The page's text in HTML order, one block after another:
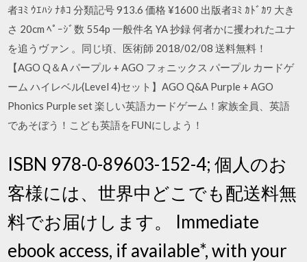
者ﾖﾐ ｳｴﾊｼ ﾅﾎｺ 分類記号 913.6 価格 ¥1600 出版者ﾖﾐ ｶﾄﾞｶﾜ 大き
さ 20cm ﾍﾟｰｼﾞ数 554p 一般件名 YA 抄録 何者かに攫われたユナ
を追うヴァン 。同じ頃、医術師 2018/02/08 送料無料！
【AGO Q＆A パープル + AGO フォニックス パープル カードゲ
ーム ハイレベル(Level 4)セット】AGO Q&A Purple + AGO
Phonics Purple set 楽しい英語カードゲーム！家族全員、英語
であそぼう！こども英語をFUNにしよう！
ISBN 978-0-89603-152-4; 個人のお
客様には、世界中どこでも配送料無
料でお届けします。 Immediate
ebook access, if available*, with your